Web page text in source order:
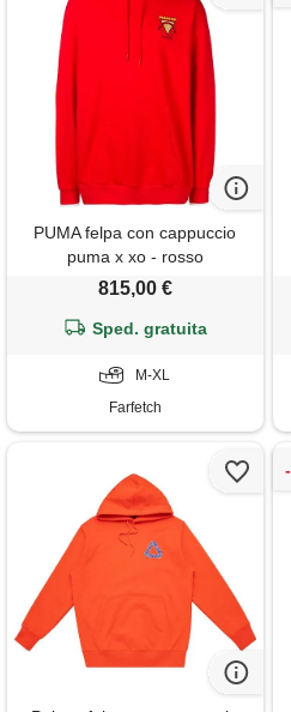
PUMA felpa con cappuccio
puma x xo - rosso
815,00 €
Sped. gratuita
M-XL
Farfetch